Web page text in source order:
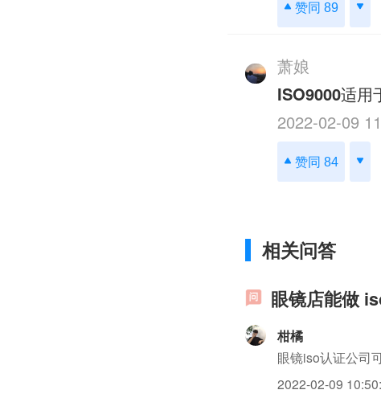
赞同 89
萧娘
ISO9000适用
2022-02-09
赞同 84
相关问答
眼镜店能做
柑橘
眼镜iso认证公司
2022-02-09